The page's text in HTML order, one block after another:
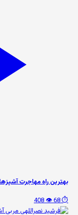
بهترین راه مهاجرت
⏱️ 68
👁️ 408